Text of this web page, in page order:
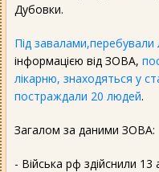
Дубовки.
Під завалами,перебували
інформацією від ЗОВА,
лікарню, знаходяться у
постраждали 20 людей.
Загалом за даними ЗОВА:
- Війська рф здійснили 13